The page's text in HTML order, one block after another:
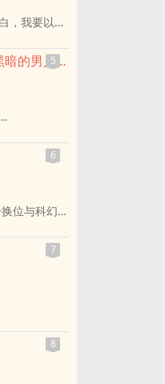
，我要以罪
【外国史】从甘蔗田奴隶到帝国战神：布萨，那个撕裂黑暗的男人！（巴贝多）
5
通往自由的
把火！
6
位与科幻革
力自幼
朱萍萍身负
到十二岁生
护一生的
。她以
心「怡红
」不再拘
从蒸汽机、
内政上，他
大明转型
7
8